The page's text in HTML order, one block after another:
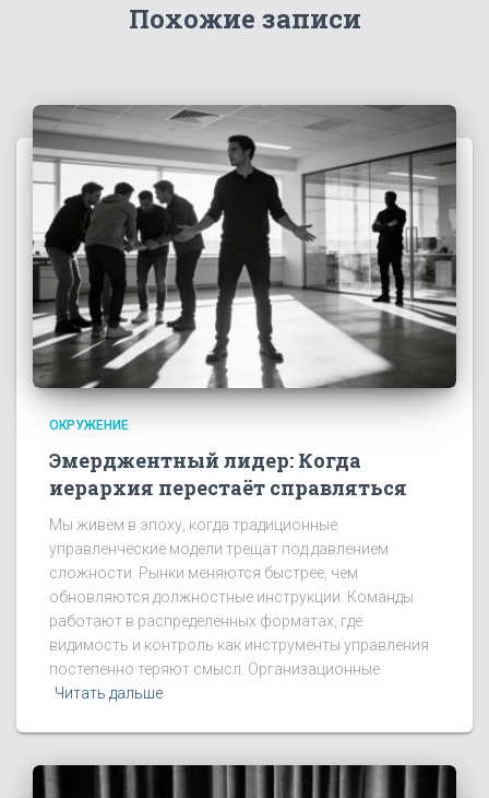
Похожие записи
ОКРУЖЕНИЕ
Эмерджентный лидер: Когда
иерархия перестаёт справляться
Мы живём в эпоху, когда традиционные
управленческие модели трещат под давлением
сложности. Рынки меняются быстрее, чем
обновляются должностные инструкции. Команды
работают в распределённых форматах, где
видимость и контроль как инструменты управления
постепенно теряют смысл. Организационные
Читать дальше